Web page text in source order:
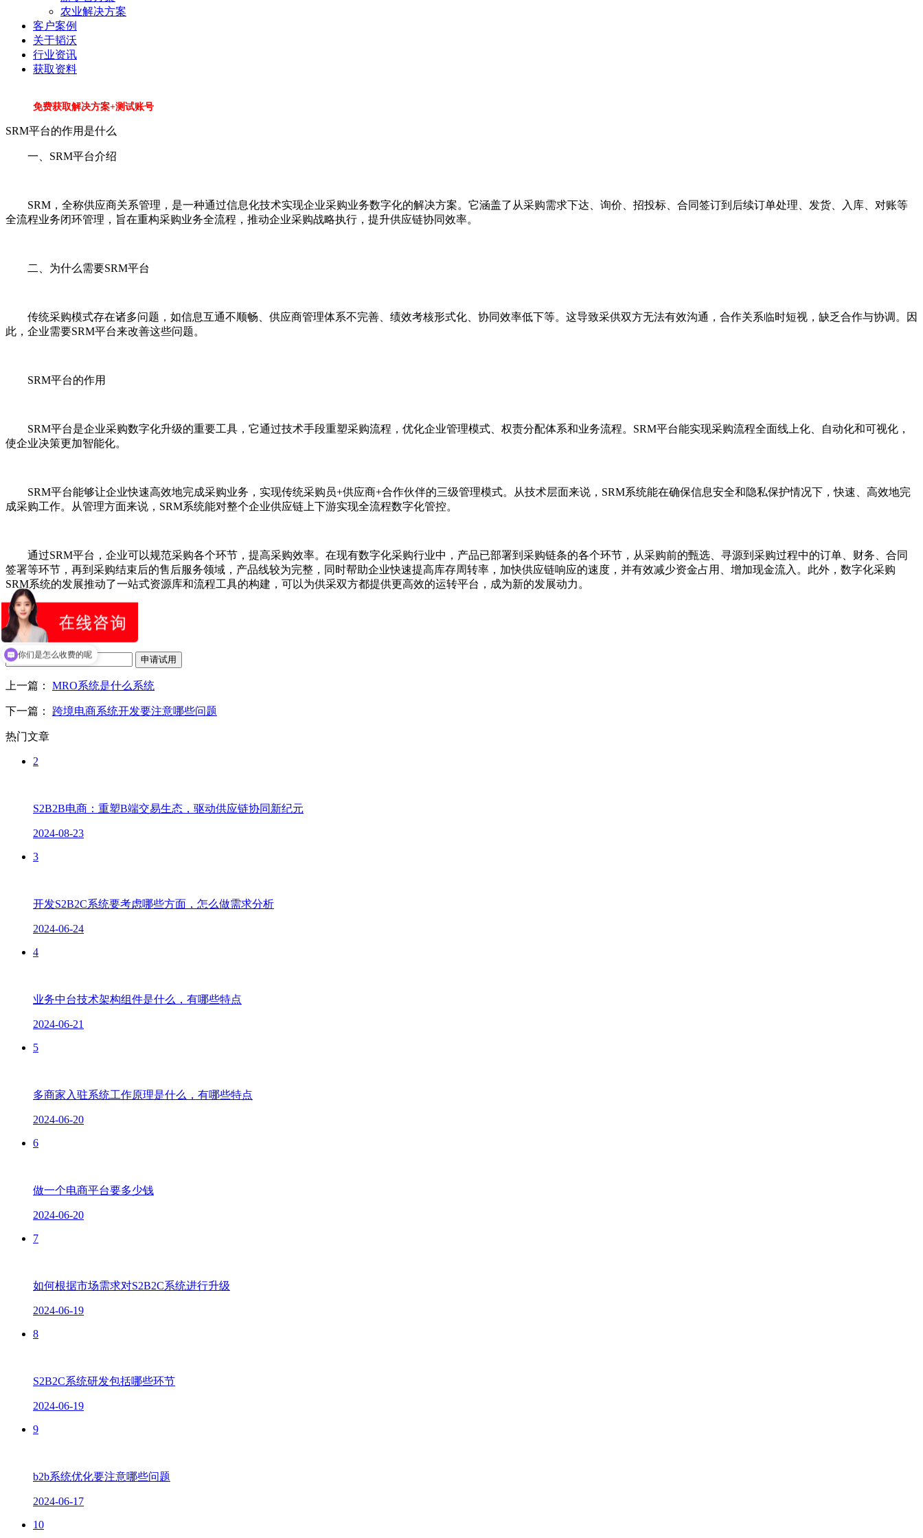
农业解决方案
客户案例
关于韬沃
行业资讯
获取资料
免费获取解决方案+测试账号
SRM平台的作用是什么
一、SRM平台介绍
SRM，全称供应商关系管理，是一种通过信息化技术实现企业采购业务数字化的解决方案。它涵盖了从采购需求下达、询价、招投标、合同签订到后续订单处理、发货、入库、对账等
全流程业务闭环管理，旨在重构采购业务全流程，推动企业采购战略执行，提升供应链协同效率。
二、为什么需要SRM平台
传统采购模式存在诸多问题，如信息互通不顺畅、供应商管理体系不完善、绩效考核形式化、协同效率低下等。这导致采供双方无法有效沟通，合作关系临时短视，缺乏合作与协调。因
此，企业需要SRM平台来改善这些问题。
SRM平台的作用
SRM平台是企业采购数字化升级的重要工具，它通过技术手段重塑采购流程，优化企业管理模式、权责分配体系和业务流程。SRM平台能实现采购流程全面线上化、自动化和可视化，
使企业决策更加智能化。
SRM平台能够让企业快速高效地完成采购业务，实现传统采购员+供应商+合作伙伴的三级管理模式。从技术层面来说，SRM系统能在确保信息安全和隐私保护情况下，快速、高效地完
成采购工作。从管理方面来说，SRM系统能对整个企业供应链上下游实现全流程数字化管控。
通过SRM平台，企业可以规范采购各个环节，提高采购效率。在现有数字化采购行业中，产品已部署到采购链条的各个环节，从采购前的甄选、寻源到采购过程中的订单、财务、合同
签署等环节，再到采购结束后的售后服务领域，产品线较为完整，同时帮助企业快速提高库存周转率，加快供应链响应的速度，并有效减少资金占用、增加现金流入。此外，数字化采购
SRM系统的发展推动了一站式资源库和流程工具的构建，可以为供采双方都提供更高效的运转平台，成为新的发展动力。
免费申请试用
申请试用
上一篇： MRO系统是什么系统
下一篇： 跨境电商系统开发要注意哪些问题
热门文章
2
S2B2B电商：重塑B端交易生态，驱动供应链协同新纪元
2024-08-23
3
开发S2B2C系统要考虑哪些方面，怎么做需求分析
2024-06-24
4
业务中台技术架构组件是什么，有哪些特点
2024-06-21
5
多商家入驻系统工作原理是什么，有哪些特点
2024-06-20
6
做一个电商平台要多少钱
2024-06-20
7
如何根据市场需求对S2B2C系统进行升级
2024-06-19
8
S2B2C系统研发包括哪些环节
2024-06-19
9
b2b系统优化要注意哪些问题
2024-06-17
10
你们是怎么收费的呢